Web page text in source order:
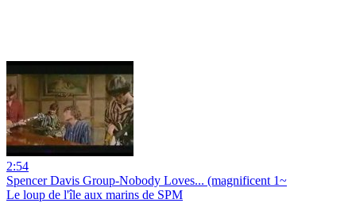
2:54
Spencer Davis Group-Nobody Loves... (magnificent 1~
Le loup de l'île aux marins de SPM